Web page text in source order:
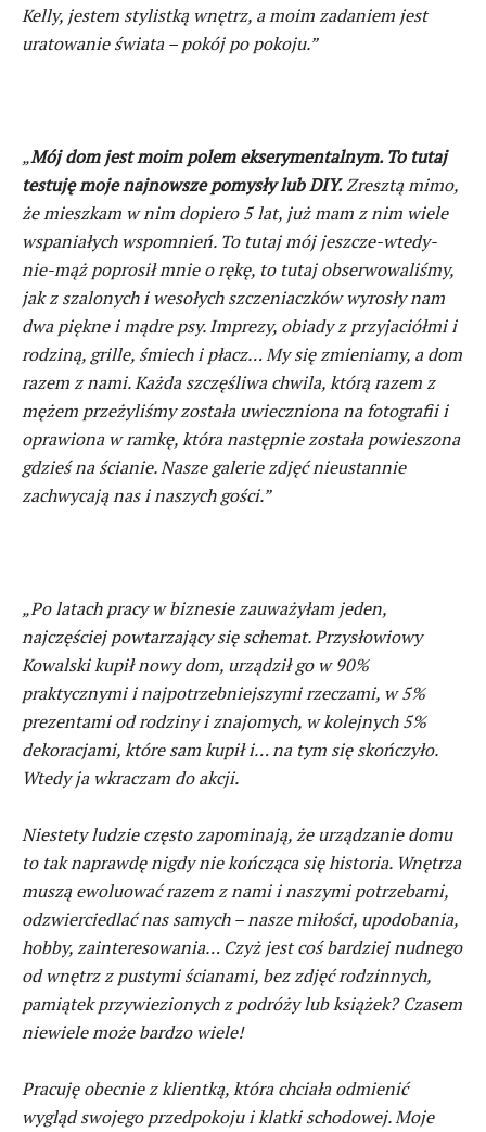
Kelly, jestem stylistką wnętrz, a moim zadaniem jest
uratowanie świata – pokój po pokoju.”
„Mój dom jest moim polem ekserymentalnym. To tutaj
testuję moje najnowsze pomysły lub DIY.Zresztą mimo,
że mieszkam w nim dopiero 5 lat, już mam z nim wiele
wspaniałych wspomnień. To tutaj mój jeszcze-wtedy-
nie-mąż poprosił mnie o rękę, to tutaj obserwowaliśmy,
jak z szalonych i wesołych szczeniaczków wyrosły nam
dwa piękne i mądre psy. Imprezy, obiady z przyjaciółmi i
rodziną, grille, śmiech i płacz… My się zmieniamy, a dom
razem z nami. Każda szczęśliwa chwila, którą razem z
mężem przeżyliśmy została uwieczniona na fotografii i
oprawiona w ramkę, która następnie została powieszona
gdzieś na ścianie. Nasze galerie zdjęć nieustannie
zachwycają nas i naszych gości.”
„Po latach pracy w biznesie zauważyłam jeden,
najczęściej powtarzający się schemat. Przysłowiowy
Kowalski kupił nowy dom, urządził go w 90%
praktycznymi i najpotrzebniejszymi rzeczami, w 5%
prezentami od rodziny i znajomych, w kolejnych 5%
dekoracjami, które sam kupił i… na tym się skończyło.
Wtedy ja wkraczam do akcji.
Niestety ludzie często zapominają, że urządzanie domu
to tak naprawdę nigdy nie kończąca się historia. Wnętrza
muszą ewoluować razem z nami i naszymi potrzebami,
odzwierciedlać nas samych – nasze miłości, upodobania,
hobby, zainteresowania… Czyż jest coś bardziej nudnego
od wnętrz z pustymi ścianami, bez zdjęć rodzinnych,
pamiątek przywiezionych z podróży lub książek? Czasem
niewiele może bardzo wiele!
Pracuję obecnie z klientką, która chciała odmienić
wygląd swojego przedpokoju i klatki schodowej. Moje